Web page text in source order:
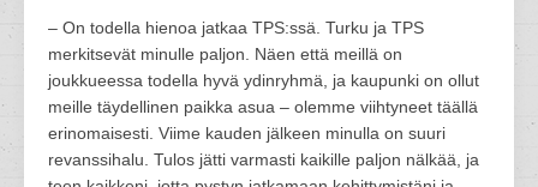
– On todella hienoa jatkaa TPS:ssä. Turku ja TPS
merkitsevät minulle paljon. Näen että meillä on
joukkueessa todella hyvä ydinryhmä, ja kaupunki on ollut
meille täydellinen paikka asua – olemme viihtyneet täällä
erinomaisesti. Viime kauden jälkeen minulla on suuri
revanssihalu. Tulos jätti varmasti kaikille paljon nälkää, ja